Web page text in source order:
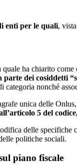
enti per le quali,
quale ha chiarito
dei cosiddetti
categoria nonché
unica delle Onlus,
5 del
delle
politiche sociali.
piano fiscale